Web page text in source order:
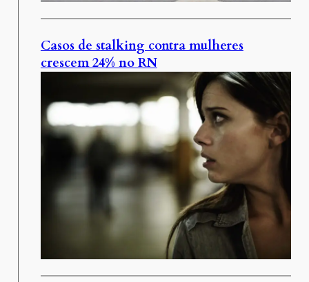
Casos de stalking contra mulheres
crescem 24% no RN